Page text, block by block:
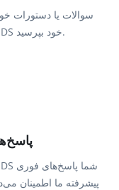
سوالات یا دستورات
باشید یا یک بررسی کلی، فقط از ODS خود بپرسید.